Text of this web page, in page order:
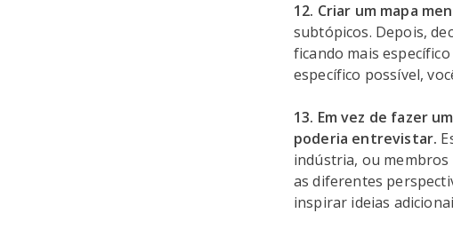
12. Criar um mapa
subtópicos. Depois,
ficando mais
específico possível,
13. Em vez de fazer
poderia entrevistar.
indústria, ou membros
as diferentes
inspirar ideias